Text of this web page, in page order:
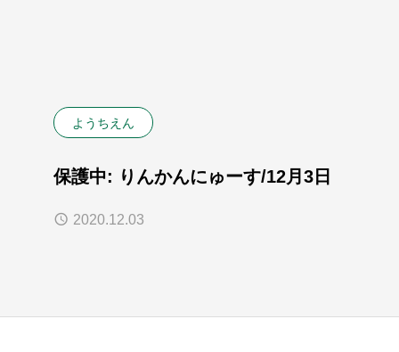
ようちえん
保護中: りんかんにゅーす/12月3日
2020.12.03